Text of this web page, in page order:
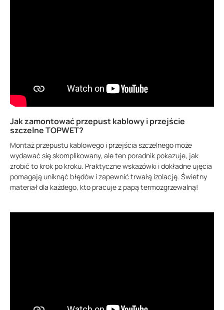
Jak zamontować przepust kablowy i przejście
szczelne TOPWET?
Montaż przepustu kablowego i przejścia szczelnego może
wydawać się skomplikowany, ale ten poradnik pokazuje, jak
zrobić to krok po kroku. Praktyczne wskazówki i dokładne ujęcia
pomagają uniknąć błędów i zapewnić trwałą izolację. Świetny
materiał dla każdego, kto pracuje z papą termozgrzewalną!